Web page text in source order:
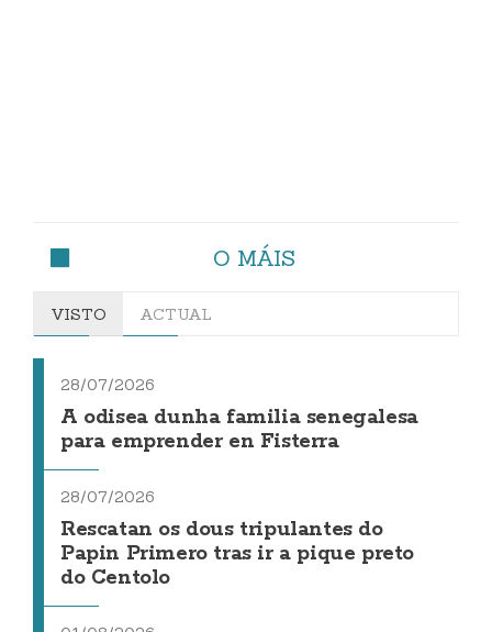
O MÁIS
VISTO ACTUAL
28/07/2026
A odisea dunha familia senegalesa
para emprender en Fisterra
28/07/2026
Rescatan os dous tripulantes do
Papin Primero tras ir a pique preto
do Centolo